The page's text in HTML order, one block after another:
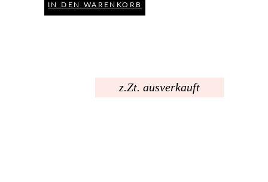
IN DEN WARENKORB
z.Zt. ausverkauft